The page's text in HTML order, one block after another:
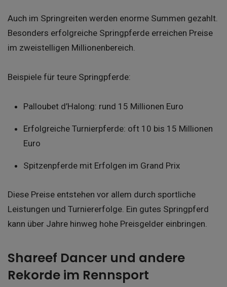
Auch im Springreiten werden enorme Summen gezahlt.
Besonders erfolgreiche Springpferde erreichen Preise
im zweistelligen Millionenbereich.
Beispiele für teure Springpferde:
Palloubet d’Halong: rund 15 Millionen Euro
Erfolgreiche Turnierpferde: oft 10 bis 15 Millionen
Euro
Spitzenpferde mit Erfolgen im Grand Prix
Diese Preise entstehen vor allem durch sportliche
Leistungen und Turniererfolge. Ein gutes Springpferd
kann über Jahre hinweg hohe Preisgelder einbringen.
Shareef Dancer und andere
Rekorde im Rennsport